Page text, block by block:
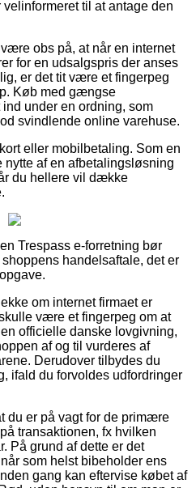
til at antage den
obs på, at når en internet
for en udsalgspris der anses
er det tit være et fingerpeg
Køb med gængse
under en ordning, som
svindlende online varehuse.
eller mobilbetaling. Som en
af en afbetalingsløsning
du hellere vil dække
Trespass e-forretning bør
handelsaftale, det er
om internet firmaet er
være et fingerpeg om at
officielle danske lovgivning,
af og til vurderes af
Derudover tilbydes du
ifald du forvoldes udfordringer
du er på vagt for de primære
transaktionen, fx hvilken
På grund af dette er det
som helst bibeholder ens
gang kan eftervise købet af